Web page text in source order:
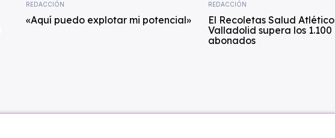
REDACCIÓN
«Aquí puedo explotar mi potencial»
REDACCIÓN
El Recoletas Salud Atlético
Valladolid supera los 1.100
abonados